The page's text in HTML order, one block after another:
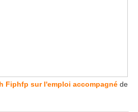
Fiphfp sur l'emploi accompagné de